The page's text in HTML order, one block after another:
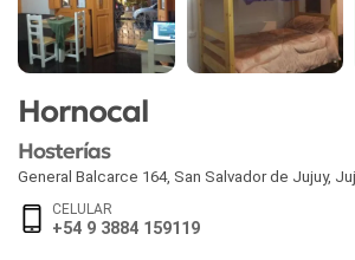
Hornocal
Hosterías
General Balcarce 164, San Salvador de Jujuy,
CELULAR
+54 9 3884 159119